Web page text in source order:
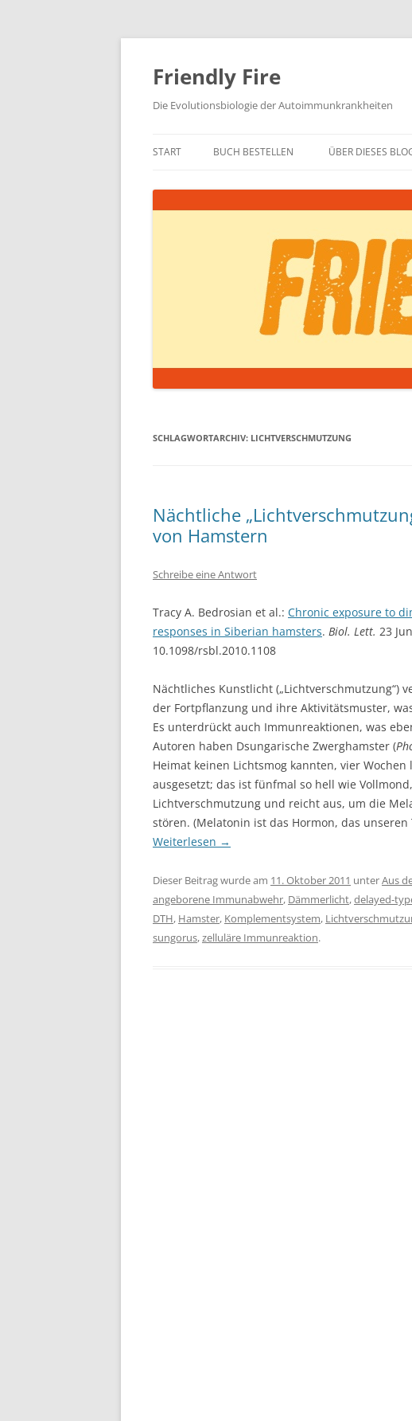
Zum
springen
Friendly Fire
Die Evolutionsbiologie der Autoimmunkrankheiten
START BUCH BESTELLEN ÜBER DIESES
SCHLAGWORTARCHIV: LICHTVERSCHMUTZUNG
Nächtliche
von Hamstern
Schreibe eine Antwort
Tracy A. Bedrosian et al.: Chronic exposure to
responses in Siberian hamsters. Biol. Lett. 23
10.1098/rsbl.2010.1108
Nächtliches Kunstlicht („Lichtverschmutzung“)
der Fortpflanzung und ihre Aktivitätsmuster,
Es unterdrückt auch Immunreaktionen, was
Autoren haben Dsungarische Zwerghamster (
Heimat keinen Lichtsmog kannten, vier
ausgesetzt; das ist fünfmal so hell wie
Lichtverschmutzung und reicht aus, um die
stören. (Melatonin ist das Hormon, das
Weiterlesen →
Dieser Beitrag wurde am 11. Oktober 2011 unterAus
angeborene Immunabwehr, Dämmerlicht,delayed-
DTH, Hamster, Komplementsystem,
sungorus,zelluläre Immunreaktion.